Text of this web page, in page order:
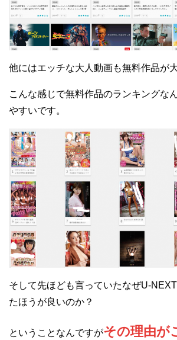
他にはエッチな大人動画も無料作品が
こんな感じで無料作品のランキングな
やすいです。
そして先ほども言っていたなぜU-
たほうが良いのか？
ということなんですがその理由が